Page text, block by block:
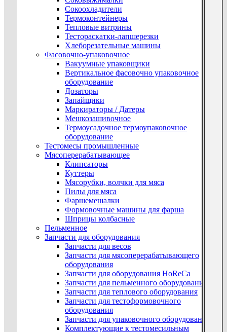
Сокоохладители
Термоконтейнеры
Тепловые витрины
Тестораскатки-лапшерезки
Хлеборезательные машины
Фасовочно-упаковочное
Вакуумные упаковщики
Вертикальное фасовочно упаковочное
оборудование
Дозаторы
Запайщики
Маркираторы / Датеры
Мешкозашивочное
Термоусадочное термоупаковочное
оборудование
Тестомесы промышленные
Мясоперерабатывающее
Клипсаторы
Куттеры
Мясорубки, волчки для мяса
Пилы для мяса
Фаршемешалки
Формовочные машины для фарша
Шприцы колбасные
Пельменное
Запчасти для оборудования
Запчасти для весов
Запчасти для мясоперерабатывающего
оборудования
Запчасти для оборудования HoReCa
Запчасти для пельменного оборудования
Запчасти для теплового оборудования
Запчасти для тестоформовочного
оборудования
Запчасти для упаковочного оборудования
Комплектующие к тестомесильным